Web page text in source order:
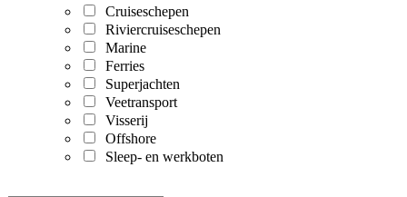
Cruiseschepen
Riviercruiseschepen
Marine
Ferries
Superjachten
Veetransport
Visserij
Offshore
Sleep- en werkboten